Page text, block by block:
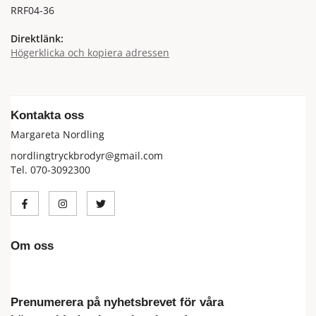
RRF04-36
Direktlänk:
Högerklicka och kopiera adressen
Kontakta oss
Margareta Nordling
nordlingtryckbrodyr@gmail.com
Tel. 070-3092300
Om oss
Prenumerera på nyhetsbrevet för våra